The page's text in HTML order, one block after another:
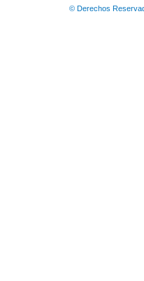
© Derechos